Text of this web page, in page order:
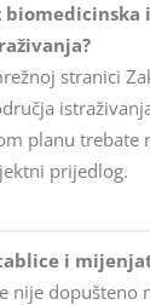
stranici
planu trebate
prijedlog.
i
nije dopušteno